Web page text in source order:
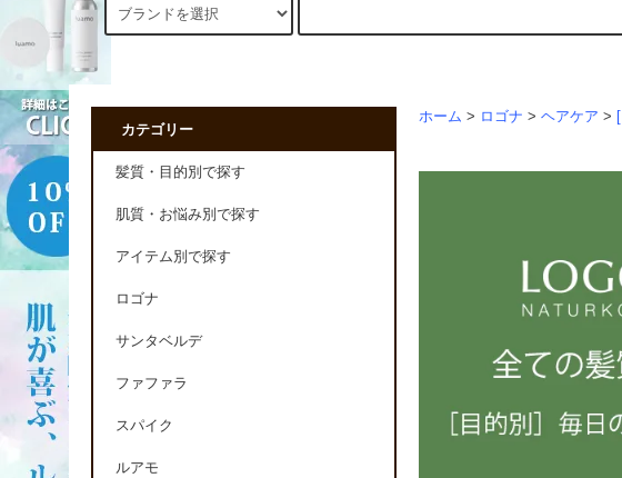
ホーム > ロゴナ > ヘアケア >
カテゴリー
髪質・目的別で探す
肌質・お悩み別で探す
アイテム別で探す
ロゴナ
サンタベルデ
ファファラ
スパイク
ルアモ